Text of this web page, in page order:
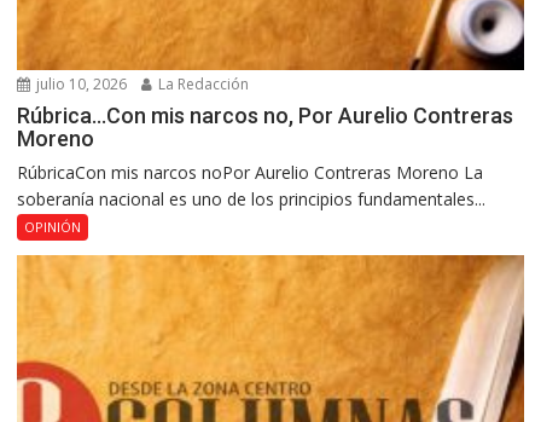
julio 10, 2026 La Redacción
Rúbrica…Con mis narcos no, Por Aurelio Contreras
Moreno
RúbricaCon mis narcos noPor Aurelio Contreras Moreno La
soberanía nacional es uno de los principios fundamentales...
OPINIÓN